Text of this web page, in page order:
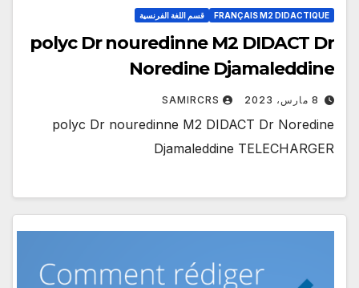
FRANÇAIS M2 DIDACTIQUE قسم اللغة الفرنسية
polyc Dr nouredinne M2 DIDACT Dr
Noredine Djamaleddine
8 مارس، 2023 SAMIRCRS
polyc Dr nouredinne M2 DIDACT Dr Noredine
Djamaleddine TELECHARGER